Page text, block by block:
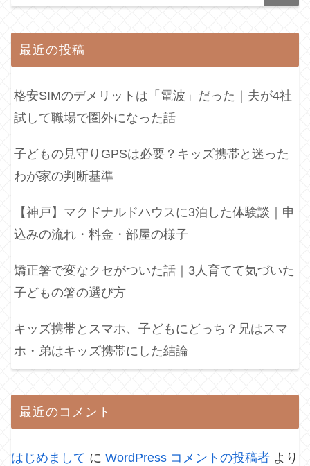
最近の投稿
格安SIMのデメリットは「電波」だった｜夫が4社
試して職場で圏外になった話
子どもの見守りGPSは必要？キッズ携帯と迷った
わが家の判断基準
【神戸】マクドナルドハウスに3泊した体験談｜申
込みの流れ・料金・部屋の様子
矯正箸で変なクセがついた話｜3人育てて気づいた
子どもの箸の選び方
キッズ携帯とスマホ、子どもにどっち？兄はスマ
ホ・弟はキッズ携帯にした結論
最近のコメント
はじめまして に WordPress コメントの投稿者 より